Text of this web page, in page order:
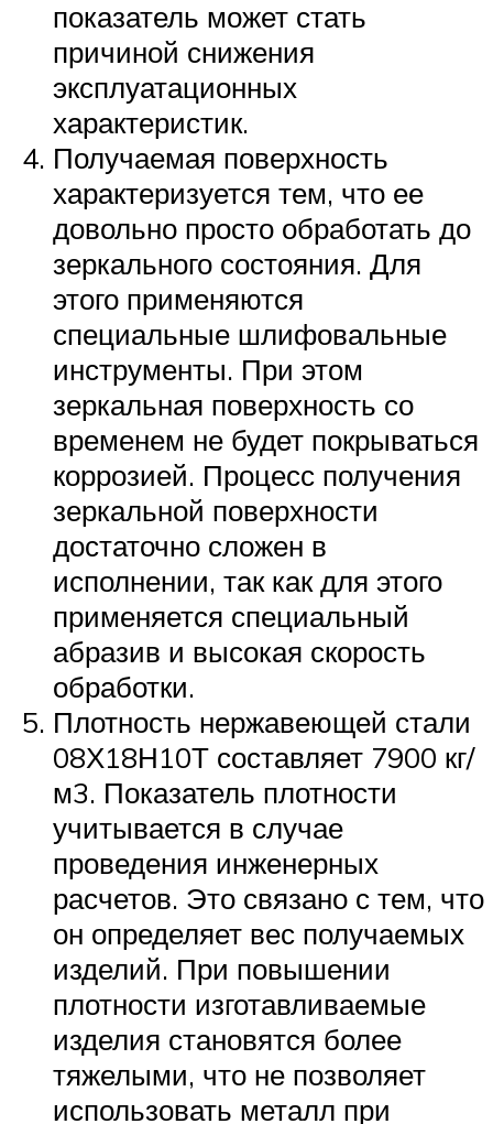
показатель может стать
причиной снижения
эксплуатационных
характеристик.
Получаемая поверхность
характеризуется тем, что ее
довольно просто обработать до
зеркального состояния. Для
этого применяются
специальные шлифовальные
инструменты. При этом
зеркальная поверхность со
временем не будет покрываться
коррозией. Процесс получения
зеркальной поверхности
достаточно сложен в
исполнении, так как для этого
применяется специальный
абразив и высокая скорость
обработки.
Плотность нержавеющей стали
08Х18Н10Т составляет 7900 кг/
м3. Показатель плотности
учитывается в случае
проведения инженерных
расчетов. Это связано с тем, что
он определяет вес получаемых
изделий. При повышении
плотности изготавливаемые
изделия становятся более
тяжелыми, что не позволяет
использовать металл при